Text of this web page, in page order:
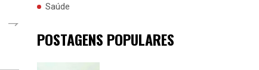
Saúde
POSTAGENS POPULARES